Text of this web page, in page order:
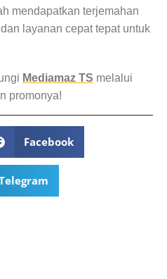
mendapatkan terjemahan
layanan cepat tepat untuk
Mediamaz TS melalui
promonya!
Facebook